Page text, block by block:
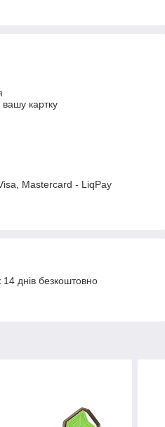
картку
Mastercard - LiqPay
днів безкоштовно